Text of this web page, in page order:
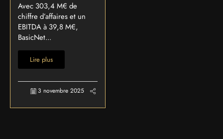
Avec 303,4 M€ de
chiffre d’affaires et un
EBITDA à 39,8 M€,
BasicNet...
Lire plus
3 novembre 2025